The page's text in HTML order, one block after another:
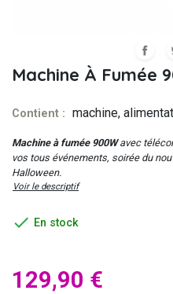
Machine À Fumée
Contient : machine,
Machine à fumée 900Wavec
vos tous événements, soirée du
Halloween.
Voir le descriptif
 En stock
129,90 €